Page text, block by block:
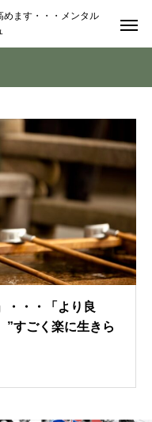
めます・・・メンタル
・・・「より良
すごく楽に生きら